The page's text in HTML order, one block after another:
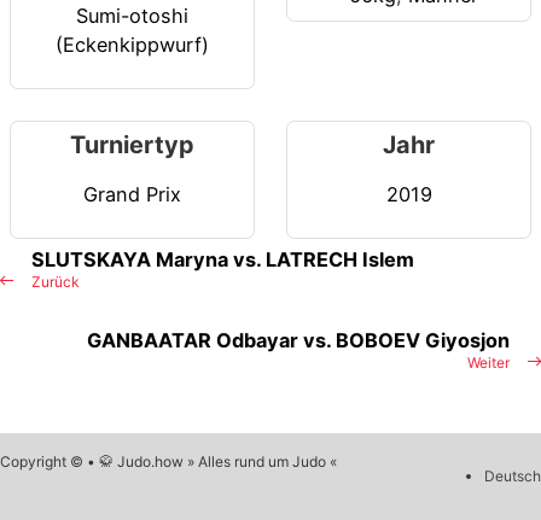
Sumi-otoshi
(Eckenkippwurf)
Turniertyp
Grand Prix
Jahr
2019
Zurück
SLUTSKAYA Maryna vs. LATRECH Islem
Weiter
GANBAATAR Odbayar vs. BOBOEV Giyosjon
Copyright © • 🥋 Judo.how » Alles rund um Judo «
Deutsch